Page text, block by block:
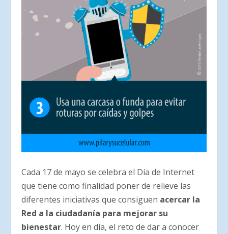
Cada 17 de mayo se celebra el Día de Internet
que tiene como finalidad poner de relieve las
diferentes iniciativas que consiguen acercar la
Red a la ciudadanía para mejorar su
bienestar. Hoy en día, el reto de dar a conocer